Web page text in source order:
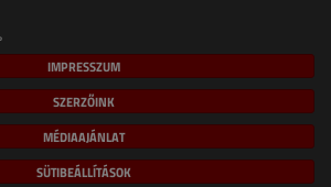
IMPRESSZUM
SZERZŐINK
MÉDIAAJÁNLAT
SÜTIBEÁLLÍTÁSOK